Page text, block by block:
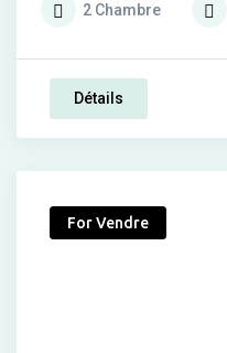
2 Chambre
Détails
For Vendre